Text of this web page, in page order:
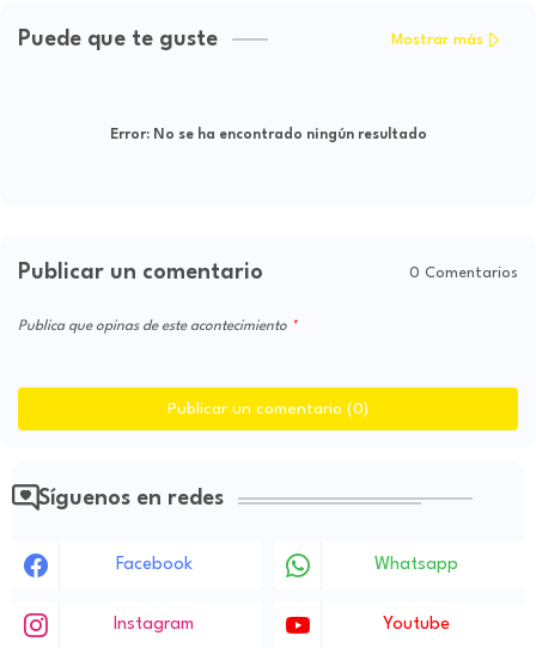
Puede que te guste Mostrar más
Error:No se ha encontrado ningún resultado
Publicar un comentario 0 Comentarios
Publica que opinas de este acontecimiento
Publicar un comentario (0)
Síguenos en redes
Facebook Whatsapp
Instagram Youtube